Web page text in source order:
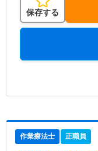
保存する
作業療法士 正職員